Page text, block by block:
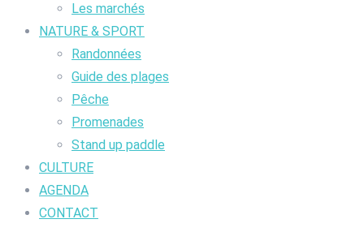
Les marchés
NATURE & SPORT
Randonnées
Guide des plages
Pêche
Promenades
Stand up paddle
CULTURE
AGENDA
CONTACT